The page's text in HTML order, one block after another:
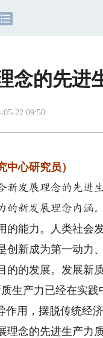
念的先进
05-22 09:50
心研究员）
新发展理念的先进生
新发展理念内涵。
能力。人类社会
新成为第一动力、
的的发展。发展新
生产力已经在实践
作用，摆脱传统经济
理念的先进生产力